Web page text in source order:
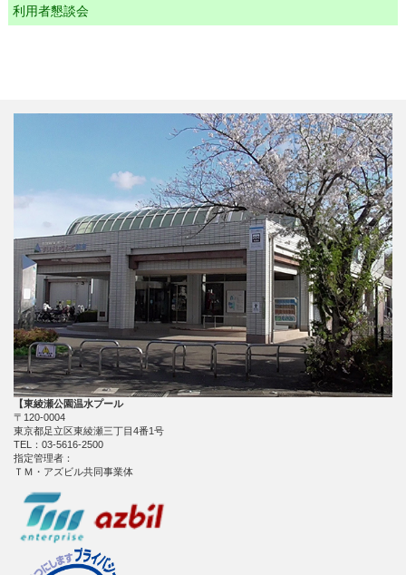
利用者懇談会
【東綾瀬公園温水プール
〒120-0004
東京都足立区東綾瀬三丁目4番1号
TEL：03-5616-2500
指定管理者：
ＴＭ・アズビル共同事業体